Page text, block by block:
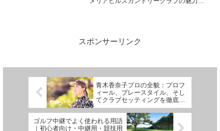
スポンサーリンク
青木香奈子プロの全貌：プロフ
ィール、プレースタイル、そし
てクラブセッティングを徹底解
説
ゴルフ中継でよく使われる用語
｜初心者向け・中継用・競技用